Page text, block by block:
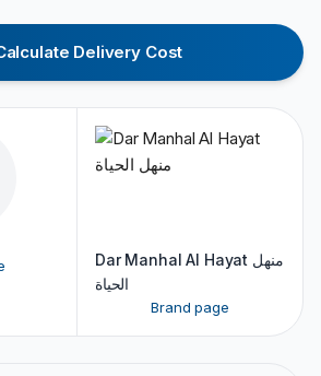
Delivery Cost
Dar Manhal Al Hayat منهل
الحياة
Brand page